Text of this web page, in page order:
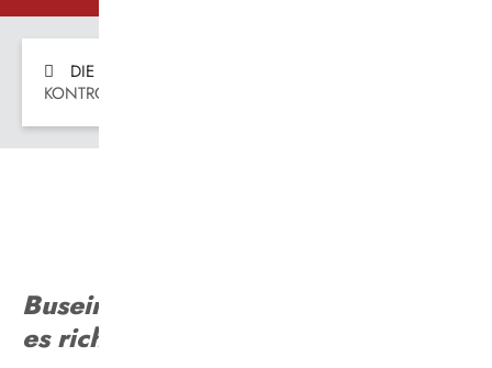
DIE VESTISCHE
KONTROLLIERTER VORDEREINSTIEG
Buseinstieg vorne: So machen Sie
es richtig